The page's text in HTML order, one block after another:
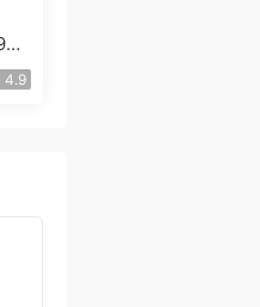
4.9